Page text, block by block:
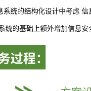
系统的结构化设计中考虑
统的基础上额外增加信息